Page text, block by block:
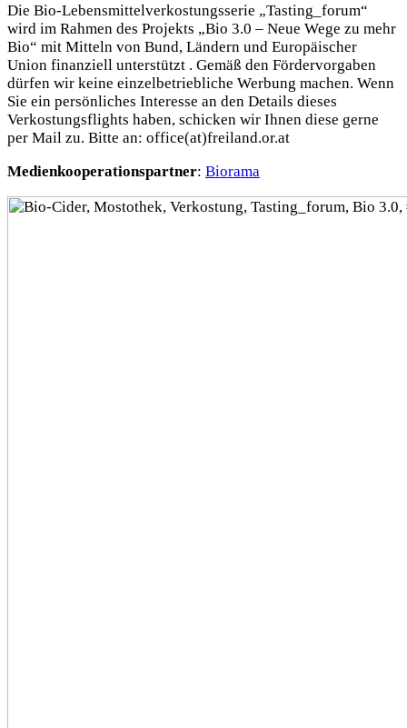
Die Bio-Lebensmittelverkostungsserie „Tasting_forum“
wird im Rahmen des Projekts „Bio 3.0 – Neue Wege zu mehr
Bio“ mit Mitteln von Bund, Ländern und Europäischer
Union finanziell unterstützt . Gemäß den Fördervorgaben
dürfen wir keine einzelbetriebliche Werbung machen. Wenn
Sie ein persönliches Interesse an den Details dieses
Verkostungsflights haben, schicken wir Ihnen diese gerne
per Mail zu. Bitte an: office(at)freiland.or.at
Medienkooperationspartner: Biorama